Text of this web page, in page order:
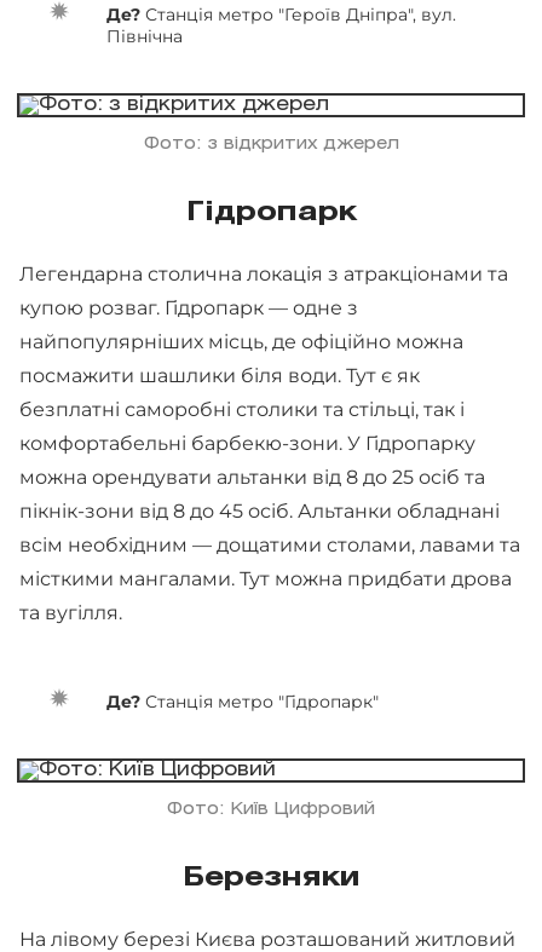
Де? Станція метро "Героїв Дніпра", вул.
Північна
Фото: з відкритих джерел
Гідропарк
Легендарна столична локація з атракціонами та
купою розваг. Гідропарк — одне з
найпопулярніших місць, де офіційно можна
посмажити шашлики біля води. Тут є як
безплатні саморобні столики та стільці, так і
комфортабельні барбекю-зони. У Гідропарку
можна орендувати альтанки від 8 до 25 осіб та
пікнік-зони від 8 до 45 осіб. Альтанки обладнані
всім необхідним — дощатими столами, лавами та
місткими мангалами. Тут можна придбати дрова
та вугілля.
Де? Станція метро "Гідропарк"
Фото: Київ Цифровий
Березняки
На лівому березі Києва розташований житловий